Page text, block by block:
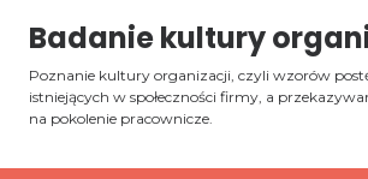
Badanie kultury
Poznanie kultury organizacji, czyli wzorów
istniejących w społeczności firmy, a
na pokolenie pracownicze.